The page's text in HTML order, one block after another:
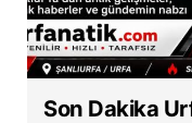
Son Dakika